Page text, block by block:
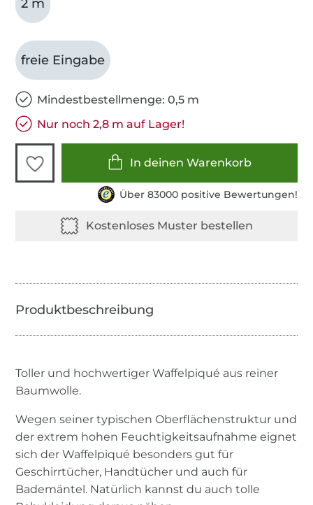
2 m
freie Eingabe
Mindestbestellmenge: 0,5 m
Nur noch 2,8 m auf Lager!
In deinen Warenkorb
Über 83000 positive Bewertungen!
Toller und hochwertiger Waffelpiqué aus reiner
Baumwolle.
Wegen seiner typischen Oberflächenstruktur und
der extrem hohen Feuchtigkeitsaufnahme eignet
sich der Waffelpiqué besonders gut für
Geschirrtücher, Handtücher und auch für
Bademäntel. Natürlich kannst du auch tolle